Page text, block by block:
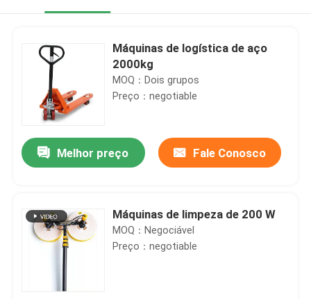
Máquinas de logística de aço
2000kg
MOQ：Dois grupos
Preço：negotiable
Melhor preço Fale Conosco
Máquinas de limpeza de 200 W
MOQ：Negociável
Preço：negotiable